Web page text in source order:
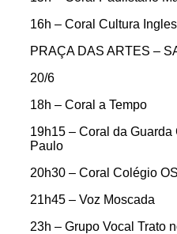
16h – Coral Cultura
PRAÇA DAS ARTES –
20/6
18h – Coral a Tempo
19h15 – Coral da
Paulo
20h30 – Coral Colégio
21h45 – Voz Moscada
23h – Grupo Vocal Trato